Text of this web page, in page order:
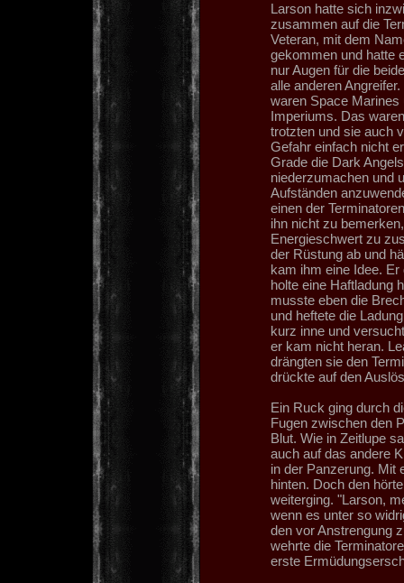
Larson hatte sich
zusammen auf die
Veteran, mit dem
gekommen und hatte
nur Augen für die
alle anderen
waren Space Marines
Imperiums. Das
trotzten und sie auch
Gefahr einfach nicht
Grade die Dark
niederzumachen und
Aufständen
einen der
ihn nicht zu
Energieschwert zu
der Rüstung ab und
kam ihm eine Idee.
holte eine Haftladung
musste eben die
und heftete die
kurz inne und
er kam nicht heran.
drängten sie den
drückte auf den
Ein Ruck ging durch
Fugen zwischen den
Blut. Wie in Zeitlupe
auch auf das andere
in der Panzerung. Mit
hinten. Doch den
weiterging. "Larson,
wenn es unter so
den vor Anstrengung
wehrte die
erste